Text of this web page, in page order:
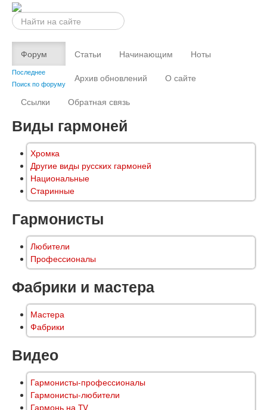
Искать...
Форум
Последнее
Поиск по форуму
Статьи Начинающим
Ноты
Архив обновлений
О сайте
Ссылки
Обратная связь
Виды гармоней
Хромка
Другие виды русских гармоней
Национальные
Старинные
Гармонисты
Любители
Профессионалы
Фабрики и мастера
Мастера
Фабрики
Видео
Гармонисты-профессионалы
Гармонисты-любители
Гармонь на TV